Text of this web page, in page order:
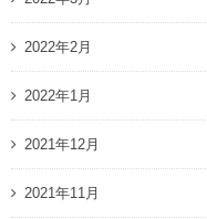
2022年2月
2022年1月
2021年12月
2021年11月